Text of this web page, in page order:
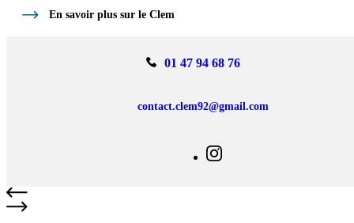
En savoir plus sur le Clem
01 47 94 68 76
contact.clem92@gmail.com